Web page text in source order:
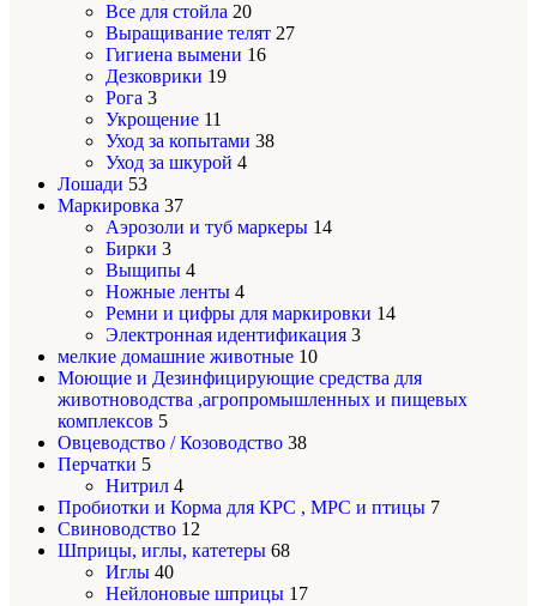
Все для стойла 20
Выращивание телят 27
Гигиена вымени 16
Дезковрики 19
Рога 3
Укрощение 11
Уход за копытами 38
Уход за шкурой 4
Лошади 53
Маркировка 37
Аэрозоли и туб маркеры 14
Бирки 3
Выщипы 4
Ножные ленты 4
Ремни и цифры для маркировки 14
Электронная идентификация 3
мелкие домашние животные 10
Моющие и Дезинфицирующие средства для
животноводства ,агропромышленных и пищевых
комплексов 5
Овцеводство / Козоводство 38
Перчатки 5
Нитрил 4
Пробиотки и Корма для КРС , МРС и птицы 7
Свиноводство 12
Шприцы, иглы, катетеры 68
Иглы 40
Нейлоновые шприцы 17